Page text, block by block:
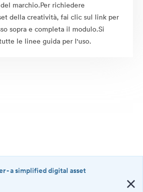
marchio.Per richiedere
della creatività, fai clic sul link per
sopra e completa il modulo.Si
le linee guida per l'uso.
- a simplified digital asset